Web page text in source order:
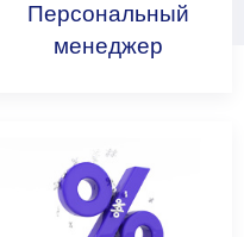
Персональный
менеджер